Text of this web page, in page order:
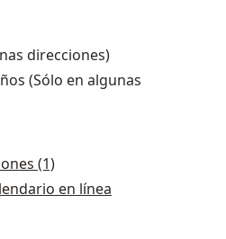
direcciones)
(Sólo en algunas
(1)
en línea